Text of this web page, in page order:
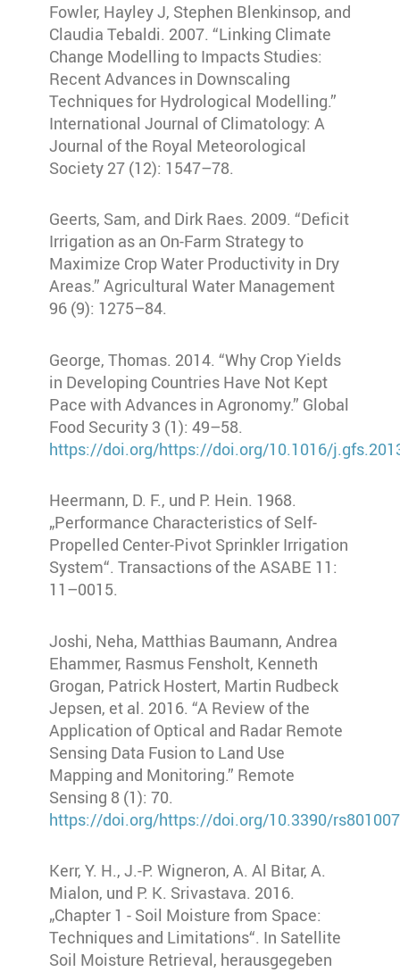
Fowler, Hayley J, Stephen Blenkinsop, and
Claudia Tebaldi. 2007. “Linking Climate
Change Modelling to Impacts Studies:
Recent Advances in Downscaling
Techniques for Hydrological Modelling.”
International Journal of Climatology: A
Journal of the Royal Meteorological
Society 27 (12): 1547–78.
Geerts, Sam, and Dirk Raes. 2009. “Deficit
Irrigation as an On-Farm Strategy to
Maximize Crop Water Productivity in Dry
Areas.” Agricultural Water Management
96 (9): 1275–84.
George, Thomas. 2014. “Why Crop Yields
in Developing Countries Have Not Kept
Pace with Advances in Agronomy.” Global
Food Security 3 (1): 49–58.
https://doi.org/https://doi.org/10.1016/
Heermann, D. F., und P. Hein. 1968.
„Performance Characteristics of Self-
Propelled Center-Pivot Sprinkler Irrigation
System“. Transactions of the ASABE 11:
11–0015.
Joshi, Neha, Matthias Baumann, Andrea
Ehammer, Rasmus Fensholt, Kenneth
Grogan, Patrick Hostert, Martin Rudbeck
Jepsen, et al. 2016. “A Review of the
Application of Optical and Radar Remote
Sensing Data Fusion to Land Use
Mapping and Monitoring.” Remote
Sensing 8 (1): 70.
https://doi.org/https://doi.org/10.3390/
Kerr, Y. H., J.-P. Wigneron, A. Al Bitar, A.
Mialon, und P. K. Srivastava. 2016.
„Chapter 1 - Soil Moisture from Space:
Techniques and Limitations“. In Satellite
Soil Moisture Retrieval, herausgegeben